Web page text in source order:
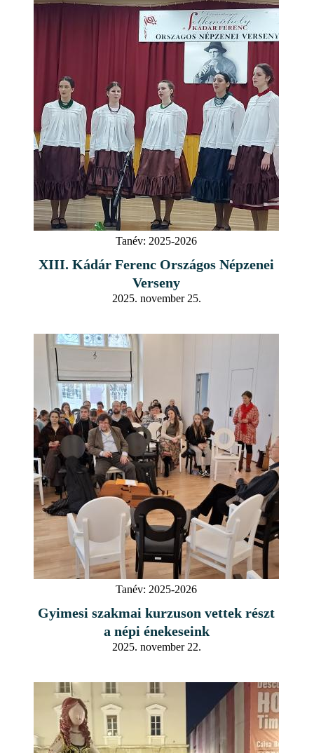
Tanév: 2025-2026
XIII. Kádár Ferenc Országos Népzenei
Verseny
2025. november 25.
Tanév: 2025-2026
Gyimesi szakmai kurzuson vettek részt
a népi énekeseink
2025. november 22.